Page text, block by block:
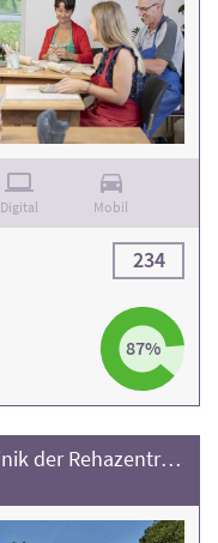
Digital Mobil
87%
234
Rehaklinik Höhenblick - Eine Klinik der Rehazentren Baden-Württemberg